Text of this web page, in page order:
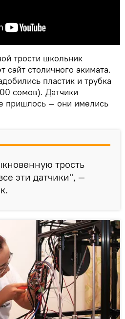
трости школьник
сайт столичного акимата.
пластик и трубка
сомов). Датчики
пришлось — они имелись
трость
эти датчики", —